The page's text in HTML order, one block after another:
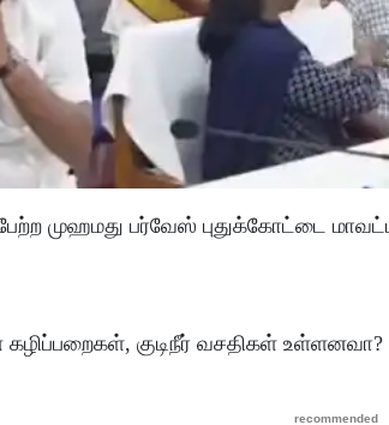
முஹமது பர்வேஸ் புதுக்கோட்டை மாவட்ட
கழிப்பறைகள், குடிநீர் வசதிகள் உள்ளனவா?